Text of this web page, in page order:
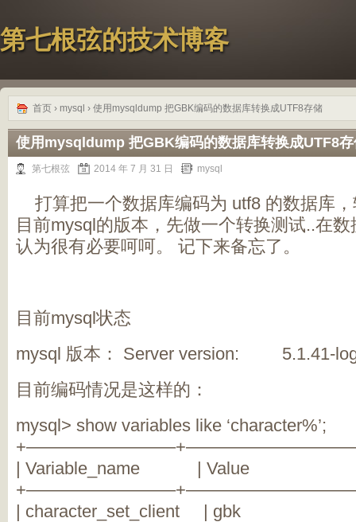
第七根弦的技术博客
首页 › mysql › 使用mysqldump 把GBK编码的数据库转换成UTF8存储
使用mysqldump 把GBK编码的数据库转换成UTF8
第七根弦 2014 年 7 月 31 日 mysql
打算把一个数据库编码为 utf8 的数据库
目前mysql的版本，先做一个转换测试..在
认为很有必要呵呵。 记下来备忘了。
目前mysql状态
mysql 版本： Server version: 5.1.41-log
目前编码情况是这样的：
mysql> show variables like ‘character%’;
| Variable_name |
| character_set_client |